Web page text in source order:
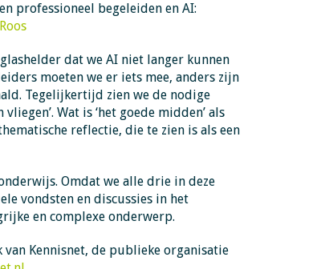
professioneel begeleiden en AI:
dat we AI niet langer kunnen
moeten we er iets mee, anders zijn
Tegelijkertijd zien we de nodige
Wat is ‘het goede midden’ als
reflectie, die te zien is als een
Omdat we alle drie in deze
vondsten en discussies in het
en complexe onderwerp.
Kennisnet, de publieke organisatie